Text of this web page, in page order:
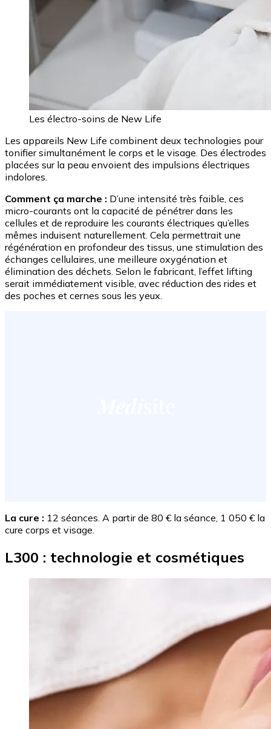
Les électro-soins de New Life
Les appareils New Life combinent deux technologies pour
tonifier simultanément le corps et le visage. Des électrodes
placées sur la peau envoient des impulsions électriques
indolores.
Comment ça marche : D’une intensité très faible, ces
micro-courants ont la capacité de pénétrer dans les
cellules et de reproduire les courants électriques qu’elles
mêmes induisent naturellement. Cela permettrait une
régénération en profondeur des tissus, une stimulation des
échanges cellulaires, une meilleure oxygénation et
élimination des déchets. Selon le fabricant, l’effet lifting
serait immédiatement visible, avec réduction des rides et
des poches et cernes sous les yeux.
La cure : 12 séances. A partir de 80 € la séance, 1 050 € la
cure corps et visage.
L300 : technologie et cosmétiques